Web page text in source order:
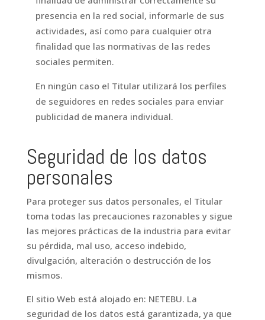
presencia en la red social, informarle de sus
actividades, así como para cualquier otra
finalidad que las normativas de las redes
sociales permiten.
En ningún caso el Titular utilizará los perfiles
de seguidores en redes sociales para enviar
publicidad de manera individual.
Seguridad de los datos
personales
Para proteger sus datos personales, el Titular
toma todas las precauciones razonables y sigue
las mejores prácticas de la industria para evitar
su pérdida, mal uso, acceso indebido,
divulgación, alteración o destrucción de los
mismos.
El sitio Web está alojado en: NETEBU. La
seguridad de los datos está garantizada, ya que